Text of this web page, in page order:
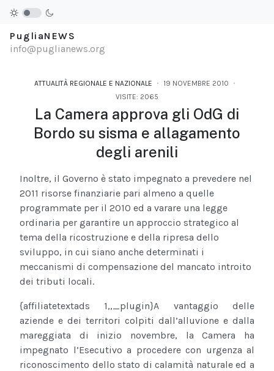
PugliaNEWS
info@puglianews.org
ATTUALITÀ REGIONALE E NAZIONALE
19 NOVEMBRE 2010
VISITE: 2065
La Camera approva gli OdG di
Bordo su sisma e allagamento
degli arenili
Inoltre, il Governo è stato impegnato a prevedere nel
2011 risorse finanziarie pari almeno a quelle
programmate per il 2010 ed a varare una legge
ordinaria per garantire un approccio strategico al
tema della ricostruzione e della ripresa dello
sviluppo, in cui siano anche determinati i
meccanismi di compensazione del mancato introito
dei tributi locali.
{affiliatetextads 1,,_plugin}A vantaggio delle
aziende e dei territori colpiti dall’alluvione e dalla
mareggiata di inizio novembre, la Camera ha
impegnato l’Esecutivo a procedere con urgenza al
riconoscimento dello stato di calamità naturale ed a